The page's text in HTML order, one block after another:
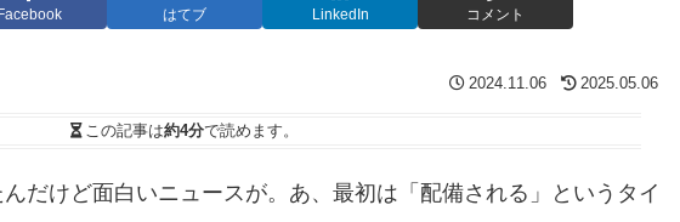
Facebook はてブ LinkedIn コメント
2024.11.06 2025.05.06
この記事は約4分で読めます。
だけど面白いニュースが。あ、最初は「配備される」というタイ